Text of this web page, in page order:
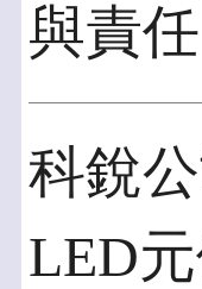
與責
科銳
LED